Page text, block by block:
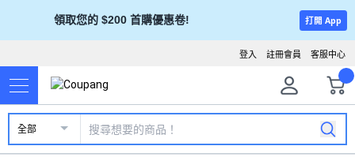
領取您的 $200 首購優惠卷! 打開 App
客服中心
註冊會員
登入
全部